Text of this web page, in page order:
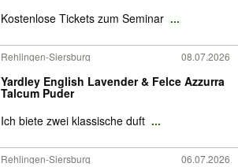
Kostenlose Tickets zum Seminar ...
Rehlingen-Siersburg 08.07.2026
Yardley English Lavender & Felce Azzurra
Talcum Puder
Ich biete zwei klassische duft ...
Rehlingen-Siersburg 06.07.2026